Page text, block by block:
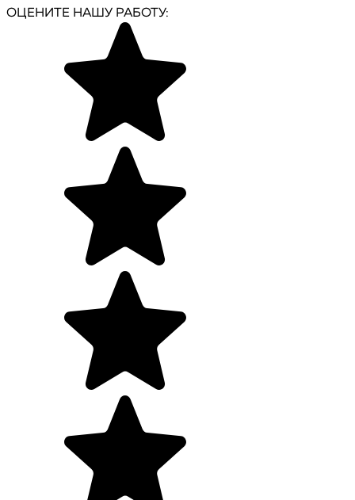
ОЦЕНИТЕ НАШУ РАБОТУ: